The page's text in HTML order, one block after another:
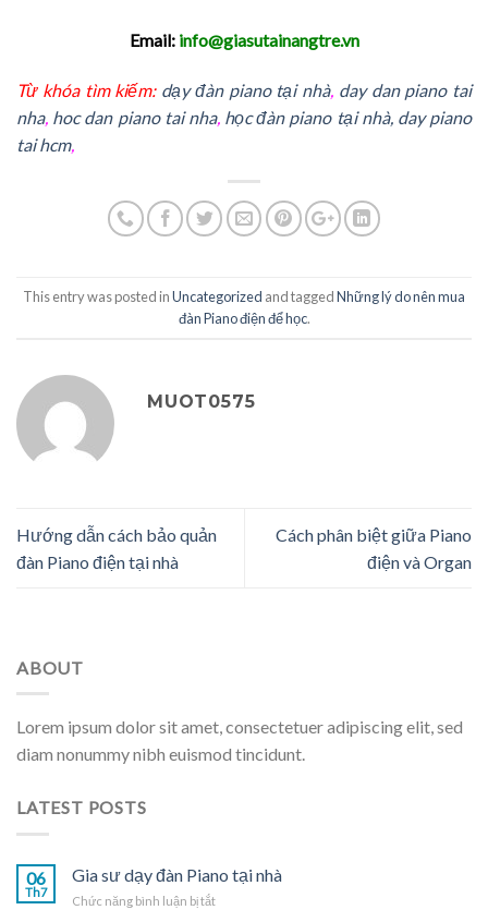
Email: info@giasutainangtre.vn
Từ khóa tìm kiếm: dạy đàn piano tại nhà, day dan piano tai
nha, hoc dan piano tai nha, học đàn piano tại nhà, day piano
tai hcm,
This entry was posted inUncategorized and taggedNhững lý do nên mua
đàn Piano điện để học.
MUOT0575
Hướng dẫn cách bảo quản
đàn Piano điện tại nhà
Cách phân biệt giữa Piano
điện và Organ
ABOUT
Lorem ipsum dolor sit amet, consectetuer adipiscing elit, sed
diam nonummy nibh euismod tincidunt.
LATEST POSTS
06
Th7
Gia sư dạy đàn Piano tại nhà
Chức năng bình luận bị tắtở